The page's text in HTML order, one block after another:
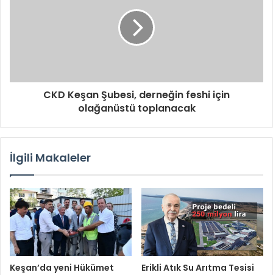
CKD Keşan Şubesi, derneğin feshi için
olağanüstü toplanacak
İlgili Makaleler
Keşan’da yeni Hükümet
Erikli Atık Su Arıtma Tesisi